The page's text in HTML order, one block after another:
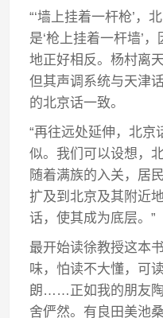
“‘墙上挂着一杆枪’，
是‘枪上挂着一杆墙’，
地正好相反。杨村离
但其声调系统与天津
的北京话一致。
“再往远处延伸，北京
似。我们可以设想，
随着满族的入关，居
扩及到北京及其附近
话，使其成为底层。”
最开始读徐教授这本
味，怕读不大懂，可
朗……正如我的朋友
舍俨然。有良田美池